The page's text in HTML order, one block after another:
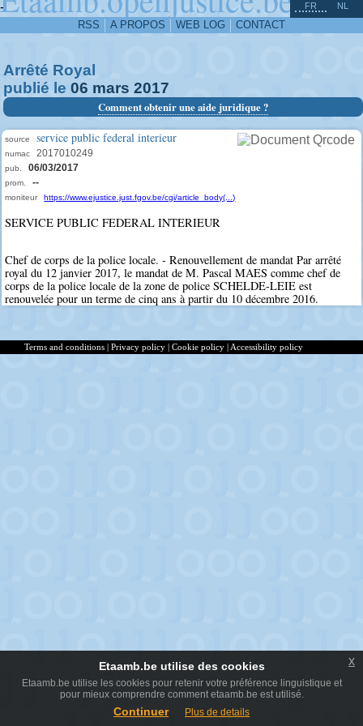
-
RSS A PROPOS WEB LOG CONTACT
FR NL
Arrêté Royal
publié le 06 mars 2017
Comment obtenir une aide juridique ?
source service public federal interieur
numac 2017010249
pub. 06/03/2017
prom. --
moniteur https://www.ejustice.just.fgov.be/cgi/article_body(...)
SERVICE PUBLIC FEDERAL INTERIEUR
Chef de corps de la police locale. - Renouvellement de mandat Par arrêté
royal du 12 janvier 2017, le mandat de M. Pascal MAES comme chef de
corps de la police locale de la zone de police SCHELDE-LEIE est
renouvelée pour un terme de cinq ans à partir du 10 décembre 2016.
^
Terms and conditions | Privacy policy | Cookie policy | Accessibility policy
Etaamb.be utilise des cookies
Etaamb.be utilise les cookies pour retenir votre préférence linguistique et
pour mieux comprendre comment etaamb.be est utilisé.
Continuer Plus de details
x